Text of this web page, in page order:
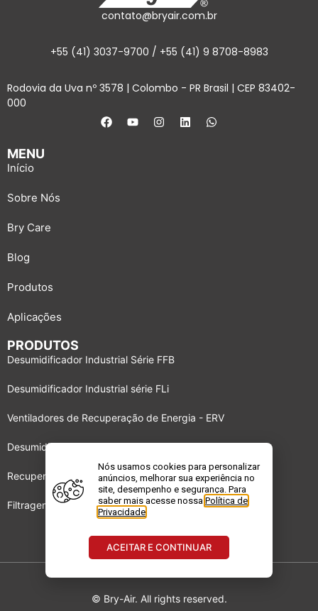
contato@bryair.com.br
+55 (41) 3037-9700 / +55 (41) 9 8708-8983
Rodovia da Uva nº 3578 | Colombo - PR Brasil | CEP 83402-
000
Início
Sobre Nós
Bry Care
Blog
Produtos
Aplicações
MENU
PRODUTOS
Desumidificador Industrial Série FFB
Desumidificador Industrial série FLi
Ventiladores de Recuperação de Energia - ERV
Desumidificador Industrial série BBS
Recuperadores de energia DRI
Filtragem de Gases e Odores – GPF
© Bry-Air. All rights reserved.
Nós usamos cookies para personalizar
anúncios, melhorar sua experiência no
site, desempenho e segurança. Para
saber mais acesse nossa Política de
Privacidade
ACEITAR E CONTINUAR